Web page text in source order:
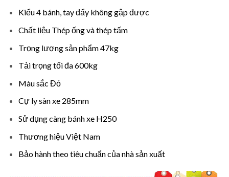
Kiểu 4 bánh, tay đẩy không gập được
Chất liệu Thép ống và thép tấm
Trọng lượng sản phẩm 47kg
Tải trọng tối đa 600kg
Màu sắc Đỏ
Cự ly sàn xe 285mm
Sử dụng càng bánh xe H250
Thương hiệu Việt Nam
Bảo hành theo tiêu chuẩn của nhà sản xuất